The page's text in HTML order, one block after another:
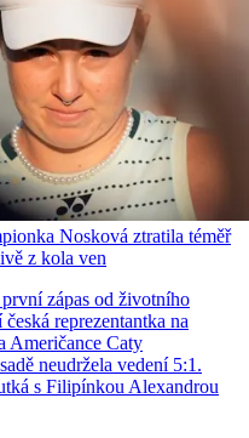
Nosková ztratila téměř
z kola ven
zápas od životního
reprezentantka na
Američance Caty
neudržela vedení 5:1.
s Filipínkou Alexandrou